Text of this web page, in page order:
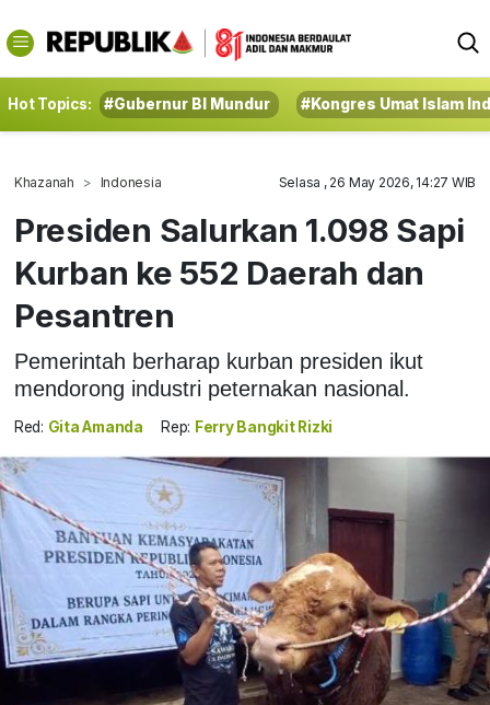
Hot Topics: #Gubernur BI Mundur #Kongres Umat Islam
Khazanah Indonesia Selasa , 26 May 2026, 14:27 WIB
Presiden Salurkan 1.098 Sapi
Kurban ke 552 Daerah dan
Pesantren
Pemerintah berharap kurban presiden ikut
mendorong industri peternakan nasional.
Red: Gita Amanda Rep: Ferry Bangkit Rizki